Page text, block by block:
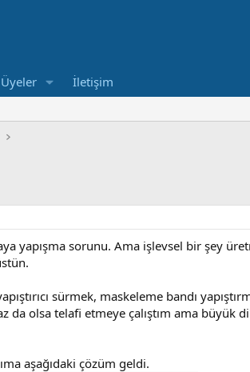
Üyeler İletişim
yapışma sorunu. Ama işlevsel bir şey
sürmek, maskeleme bandı
da olsa telafi etmeye çalıştım ama büyük
aşağıdaki çözüm geldi.